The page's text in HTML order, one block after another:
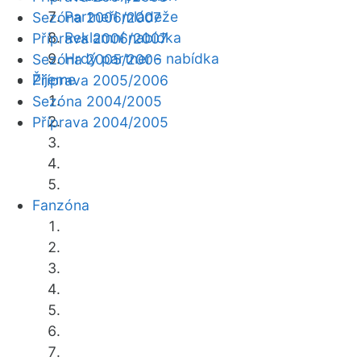
Partneři mládeže
Reklamní nabídka
Hrdý partner - nabídka
Žijeme
Fanzóna
Sezóna 2006/2007
Příprava 2006/2007
Sezóna 2005/2006
Příprava 2005/2006
Sezóna 2004/2005
Příprava 2004/2005